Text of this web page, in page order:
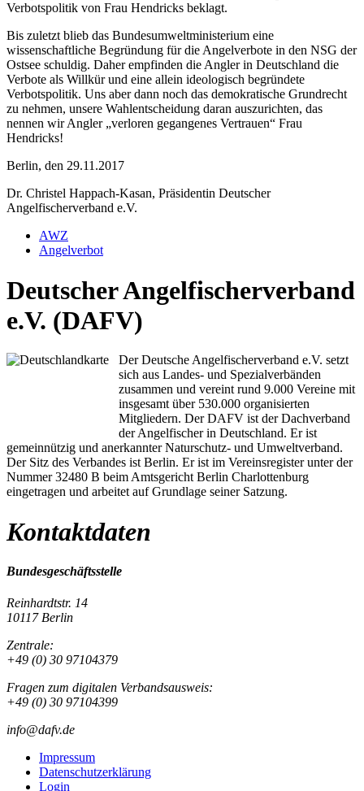
Verbotspolitik von Frau Hendricks beklagt.
Bis zuletzt blieb das Bundesumweltministerium eine
wissenschaftliche Begründung für die Angelverbote in den NSG der
Ostsee schuldig. Daher empfinden die Angler in Deutschland die
Verbote als Willkür und eine allein ideologisch begründete
Verbotspolitik. Uns aber dann noch das demokratische Grundrecht
zu nehmen, unsere Wahlentscheidung daran auszurichten, das
nennen wir Angler „verloren gegangenes Vertrauen“ Frau
Hendricks!
Berlin, den 29.11.2017
Dr. Christel Happach-Kasan, Präsidentin Deutscher
Angelfischerverband e.V.
AWZ
Angelverbot
Deutscher Angelfischerverband
e.V. (DAFV)
Der Deutsche Angelfischerverband e.V. setzt
sich aus Landes- und Spezialverbänden
zusammen und vereint rund 9.000 Vereine mit
insgesamt über 530.000 organisierten
Mitgliedern. Der DAFV ist der Dachverband
der Angelfischer in Deutschland. Er ist
gemeinnützig und anerkannter Naturschutz- und Umweltverband.
Der Sitz des Verbandes ist Berlin. Er ist im Vereinsregister unter der
Nummer 32480 B beim Amtsgericht Berlin Charlottenburg
eingetragen und arbeitet auf Grundlage seiner Satzung.
Kontaktdaten
Bundesgeschäftsstelle
Reinhardtstr. 14
10117 Berlin
Zentrale:
+49 (0) 30 97104379
Fragen zum digitalen Verbandsausweis:
+49 (0) 30 97104399
info@dafv.de
Impressum
Datenschutzerklärung
Login